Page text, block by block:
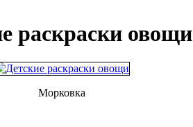
раскраски овощи
Морковка